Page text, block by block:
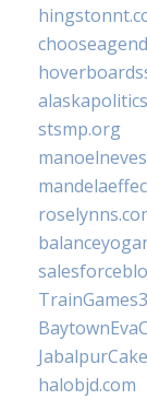
stsmp.org
halobjd.com